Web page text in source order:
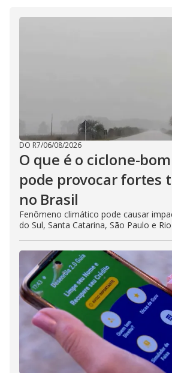
i
o
DO R7/06/08/2026
O que é o ciclone-
pode provocar fortes
no Brasil
Fenômeno climático pode causar
do Sul, Santa Catarina, São Paulo e